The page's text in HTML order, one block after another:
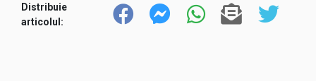
Distribuie
articolul: